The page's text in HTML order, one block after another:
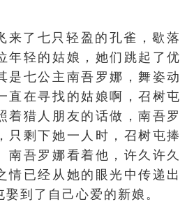
来了七只轻盈的孔雀，歇落
年轻的姑娘，她们跳起了优
是七公主南吾罗娜，舞姿动
直在寻找的姑娘啊，召树屯
着猎人朋友的话做，南吾罗
只剩下她一人时，召树屯捧
南吾罗娜看着他，许久许久
情已经从她的眼光中传递出
到了自己心爱的新娘。